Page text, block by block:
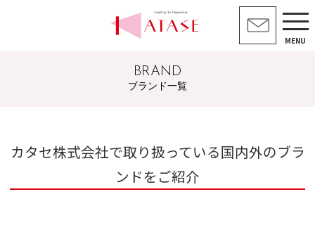
MENU
BRAND
ブランド一覧
カタセ株式会社で取り扱っている国内外のブラ
ンドをご紹介